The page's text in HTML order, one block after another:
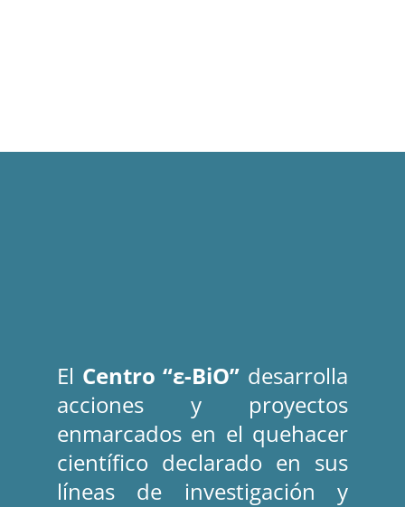
El Centro “ε-BiO” desarrolla
acciones y proyectos
enmarcados en el quehacer
científico declarado en sus
líneas de investigación y